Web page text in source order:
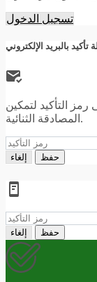
تسجيل الدخول
رمز التأكيد لتمكين
المصادقة الثنائية.
إلغاء حفظ
إلغاء حفظ